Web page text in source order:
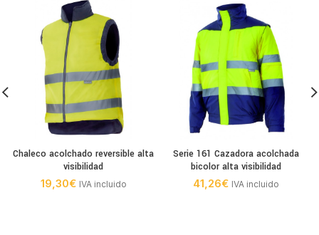
Chaleco acolchado reversible alta
visibilidad
19,30€ IVA incluido
Serie 161 Cazadora acolchada
bicolor alta visibilidad
41,26€ IVA incluido